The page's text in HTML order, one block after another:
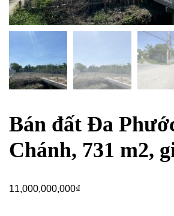
Bán đất Đa
Chánh, 731 m2,
11,000,000,000₫